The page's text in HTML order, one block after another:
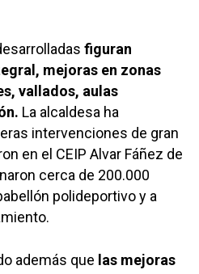
figuran
mejoras en zonas
vallados, aulas
La alcaldesa ha
intervenciones de gran
en el CEIP Alvar Fáñez de
cerca de 200.000
polideportivo y a
además que las mejoras